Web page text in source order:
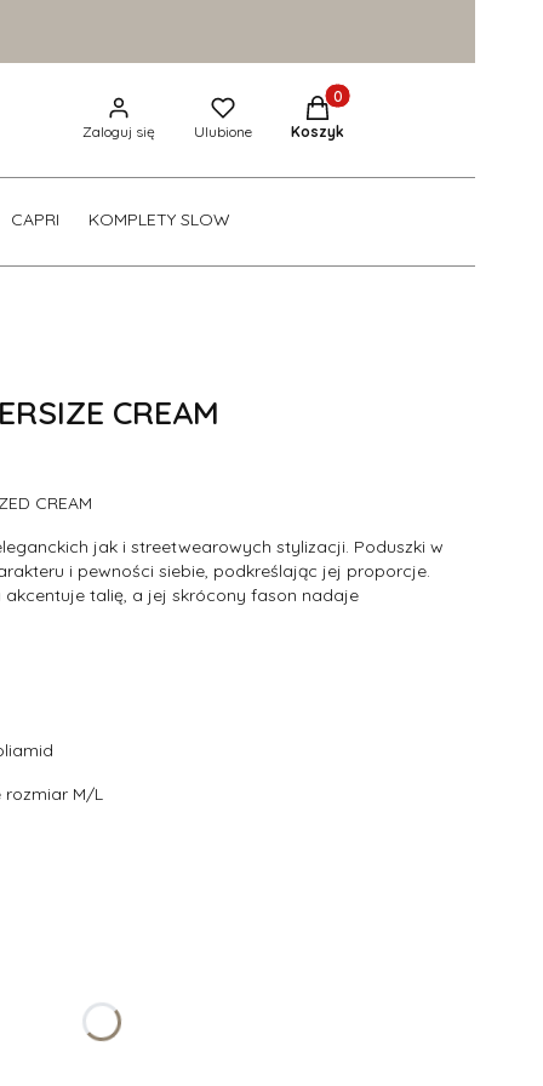
Zaloguj się Ulubione
Produkty w koszyku: 0.
Koszyk
CAPRI KOMPLETY SLOW
CREAM
CREAM
jak i streetwearowych stylizacji. Poduszki w
i pewności siebie, podkreślając jej proporcje.
talię, a jej skrócony fason nadaje
rozmiar M/L